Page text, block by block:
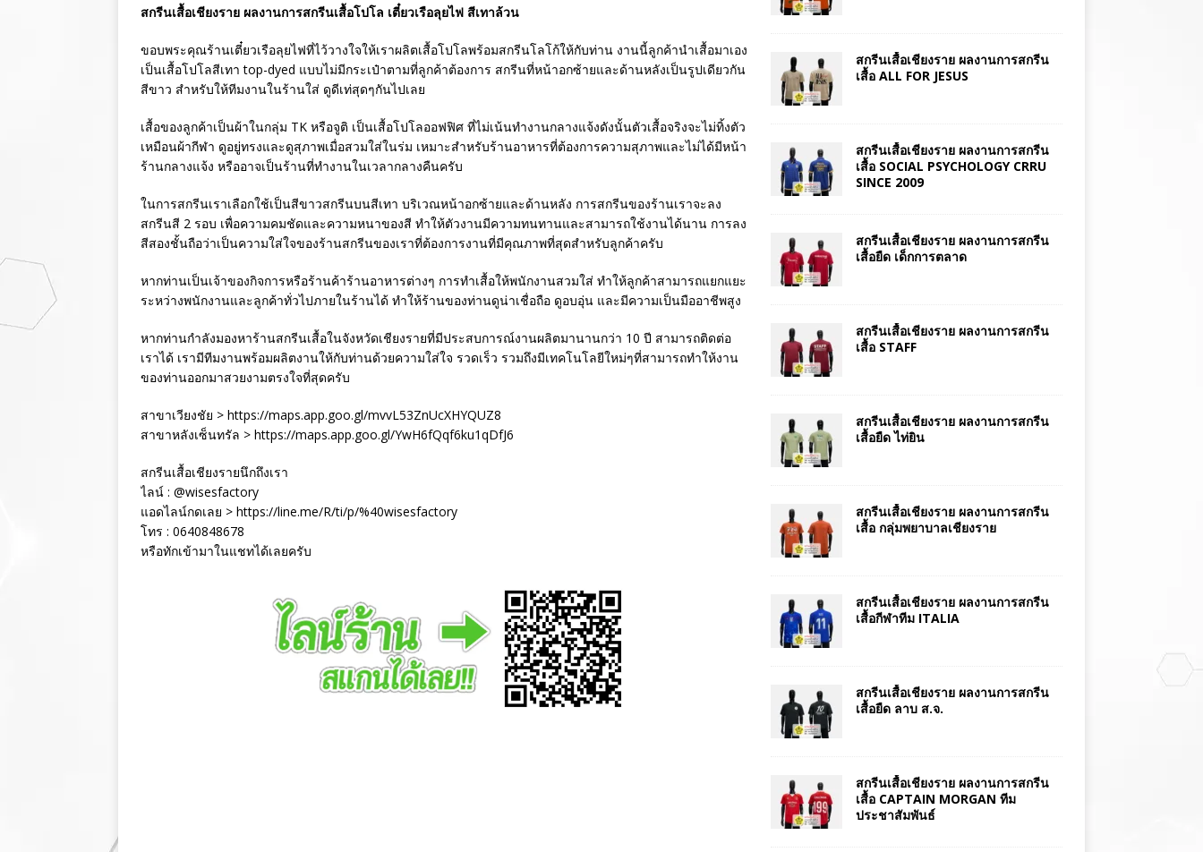
สกรีนเสื้อเชียงราย ผลงานการสกรีนเสื้อโปโล เตี๋ยวเรือลุยไฟ สีเทาล้วน
ขอบพระคุณร้านเตี๋ยวเรือลุยไฟที่ไว้วางใจให้เราผลิตเสื้อโปโลพร้อมสกรีนโลโก้ให้กับท่าน งานนี้ลูกค้านำเสื้อมาเอง
เป็นเสื้อโปโลสีเทา top-dyed แบบไม่มีกระเป๋าตามที่ลูกค้าต้องการ สกรีนที่หน้าอกซ้ายและด้านหลังเป็นรูปเดียวกัน
สีขาว สำหรับให้ทีมงานในร้านใส่ ดูดีเท่สุดๆกันไปเลย
เสื้อของลูกค้าเป็นผ้าในกลุ่ม TK หรือจูติ เป็นเสื้อโปโลออฟฟิศ ที่ไม่เน้นทำงานกลางแจ้งดังนั้นตัวเสื้อจริงจะไม่ทิ้งตัว
เหมือนผ้ากีฬา ดูอยู่ทรงและดูสุภาพเมื่อสวมใส่ในร่ม เหมาะสำหรับร้านอาหารที่ต้องการความสุภาพและไม่ได้มีหน้า
ร้านกลางแจ้ง หรืออาจเป็นร้านที่ทำงานในเวลากลางคืนครับ
ในการสกรีนเราเลือกใช้เป็นสีขาวสกรีนบนสีเทา บริเวณหน้าอกซ้ายและด้านหลัง การสกรีนของร้านเราจะลง
สกรีนสี 2 รอบ เพื่อความคมชัดและความหนาของสี ทำให้ตัวงานมีความทนทานและสามารถใช้งานได้นาน การลง
สีสองชั้นถือว่าเป็นความใส่ใจของร้านสกรีนของเราที่ต้องการงานที่มีคุณภาพที่สุดสำหรับลูกค้าครับ
หากท่านเป็นเจ้าของกิจการหรือร้านค้าร้านอาหารต่างๆ การทำเสื้อให้พนักงานสวมใส่ ทำให้ลูกค้าสามารถแยกแยะ
ระหว่างพนักงานและลูกค้าทั่วไปภายในร้านได้ ทำให้ร้านของท่านดูน่าเชื่อถือ ดูอบอุ่น และมีความเป็นมืออาชีพสูง
หากท่านกำลังมองหาร้านสกรีนเสื้อในจังหวัดเชียงรายที่มีประสบการณ์งานผลิตมานานกว่า 10 ปี สามารถติดต่อ
เราได้ เรามีทีมงานพร้อมผลิตงานให้กับท่านด้วยความใส่ใจ รวดเร็ว รวมถึงมีเทคโนโลยีใหม่ๆที่สามารถทำให้งาน
ของท่านออกมาสวยงามตรงใจที่สุดครับ
สาขาเวียงชัย > https://maps.app.goo.gl/mvvL53ZnUcXHYQUZ8
สาขาหลังเซ็นทรัล > https://maps.app.goo.gl/YwH6fQqf6ku1qDfJ6
สกรีนเสื้อเชียงรายนึกถึงเรา
ไลน์ : @wisesfactory
แอดไลน์กดเลย > https://line.me/R/ti/p/%40wisesfactory
โทร : 0640848678
หรือทักเข้ามาในแชทได้เลยครับ
สกรีนเสื้อเชียงราย ผลงานการสกรีน
เสื้อ ALL FOR JESUS
สกรีนเสื้อเชียงราย ผลงานการสกรีน
เสื้อ SOCIAL PSYCHOLOGY CRRU
SINCE 2009
สกรีนเสื้อเชียงราย ผลงานการสกรีน
เสื้อยืด เด็กการตลาด
สกรีนเสื้อเชียงราย ผลงานการสกรีน
เสื้อ STAFF
สกรีนเสื้อเชียงราย ผลงานการสกรีน
เสื้อยืด ไท่ยิน
สกรีนเสื้อเชียงราย ผลงานการสกรีน
เสื้อ กลุ่มพยาบาลเชียงราย
สกรีนเสื้อเชียงราย ผลงานการสกรีน
เสื้อกีฬาทีม ITALIA
สกรีนเสื้อเชียงราย ผลงานการสกรีน
เสื้อยืด ลาบ ส.จ.
สกรีนเสื้อเชียงราย ผลงานการสกรีน
เสื้อ CAPTAIN MORGAN ทีม
ประชาสัมพันธ์